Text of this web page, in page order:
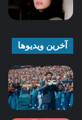
آخرین ویدیوها